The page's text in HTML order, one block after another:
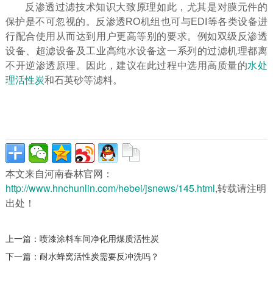
反渗透过滤技术知识大致原理如此，尤其是对膜元件的
保护是不可忽视的。反渗透RO机组也可与EDI等各类设备进
行配合使用从而达到用户更高等别的要求。例如双级反渗透
设备、超滤设备及工业高纯水设备这一系列的过滤机理都离
不开逆渗透原理。因此，建议在此过程中选用高质量的水处
理活性炭和石英砂等滤料。
本文来自河南春林官网：
http://www.hnchunlin.com/hebei/jsnews/145.html,转载请注明
出处！
上一篇： 喷漆涂料车间净化用煤质活性炭
下一篇： 耐水蜂窝活性炭需要反冲洗吗？